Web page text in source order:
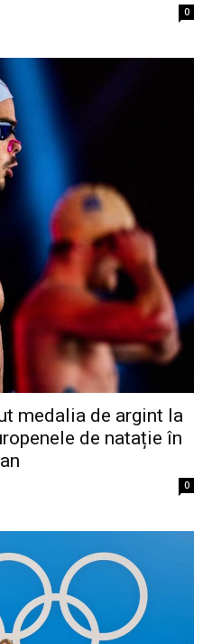
0
medalia de argint la
de natație în
0